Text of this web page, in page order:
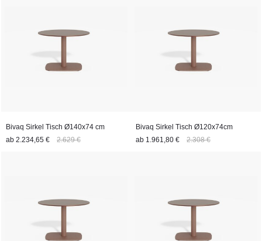
Bivaq Sirkel Tisch Ø140x74 cm
ab 2.234,65 € 2.629 €
Bivaq Sirkel Tisch Ø120x74cm
ab 1.961,80 € 2.308 €